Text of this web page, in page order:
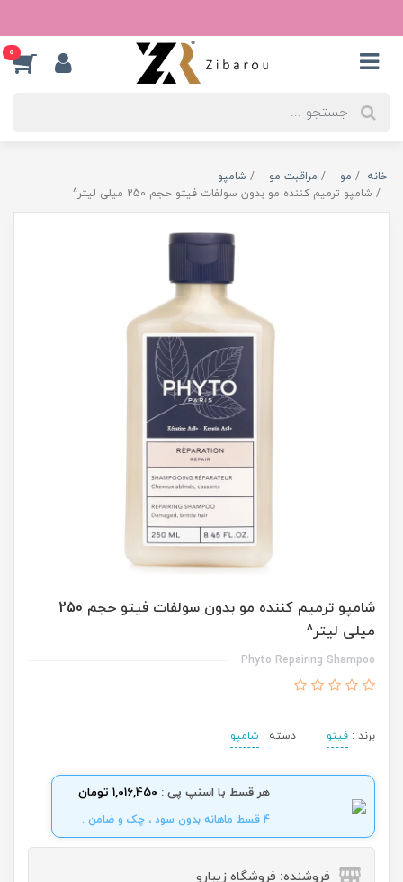
0
خانه مو مراقبت مو
شامپو
شامپو ترمیم کننده مو بدون سولفات فیتو حجم 250 میلی لیتر^
شامپو ترمیم کننده مو بدون سولفات فیتو حجم 250
میلی لیتر^
Phyto Repairing Shampoo
برند : فیتو دسته : شامپو
هر قسط با اسنپ پی : 1,016,450 تومان
4 قسط ماهانه بدون سود ، چک و ضامن .
فروشنده: فروشگاه زیبارو